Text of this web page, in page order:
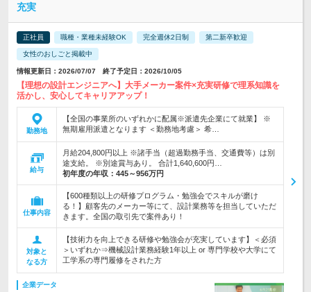
充実
正社員 職種・業種未経験OK 完全週休2日制 第二新卒歓迎
女性のおしごと掲載中
情報更新日：2026/07/07 終了予定日：2026/10/05
【理想の設計エンジニアへ】大手メーカー案件×充実研修で理系知識を
活かし、安心してキャリアアップ！
勤務地
【全国の事業所のいずれかに配属※派遣先企業にて就業】 ※
無期雇用派遣となります ＜勤務地考慮＞ 希…
給与
月給204,800円以上 ※諸手当（超過勤務手当、交通費等）は別
途支給。 ※別途賞与あり。 合計1,640,600円…
初年度の年収： 445～956万円
仕事内容
【600種類以上の研修プログラム・勉強会でスキルが磨け
る！】顧客先のメーカー等にて、設計業務等を担当していただ
きます。全国の取引先で案件あり！
対象と
なる方
【技術力を向上できる研修や勉強会が充実しています】＜必須
＞いずれか⇒機械設計業務経験1年以上 or 専門学校や大学にて
工学系の専門履修をされた方
企業データ